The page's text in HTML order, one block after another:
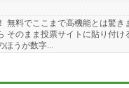
無料でここまで高機能とは驚
そのまま投票サイトに貼り付
うが数字...